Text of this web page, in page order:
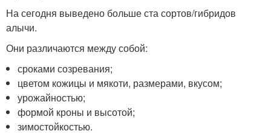
На сегодня выведено больше ста сортов/гибридов
алычи.
Они различаются между собой:
сроками созревания;
цветом кожицы и мякоти, размерами, вкусом;
урожайностью;
формой кроны и высотой;
зимостойкостью.